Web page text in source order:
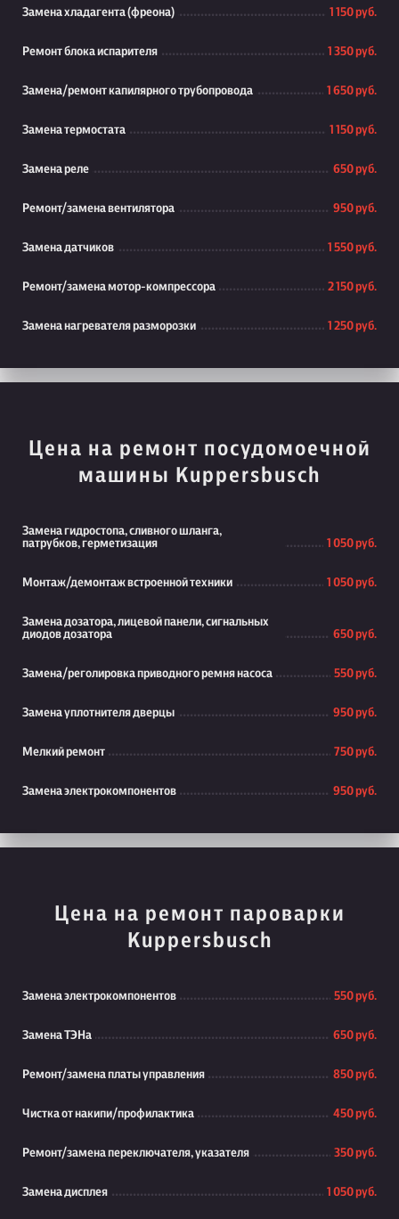
Замена хладагента (фреона) 1 150 руб.
Ремонт блока испарителя 1 350 руб.
Замена/ремонт капилярного трубопровода 1 650 руб.
Замена термостата 1 150 руб.
Замена реле 650 руб.
Ремонт/замена вентилятора 950 руб.
Замена датчиков 1 550 руб.
Ремонт/замена мотор-компрессора 2 150 руб.
Замена нагревателя разморозки 1 250 руб.
Цена на ремонт посудомоечной
машины Kuppersbusch
Замена гидростопа, сливного шланга,
патрубков, герметизация
1 050 руб.
Монтаж/демонтаж встроенной техники 1 050 руб.
Замена дозатора, лицевой панели, сигнальных
диодов дозатора
650 руб.
Замена/реголировка приводного ремня насоса 550 руб.
Замена уплотнителя дверцы 950 руб.
Мелкий ремонт 750 руб.
Замена электрокомпонентов 950 руб.
Цена на ремонт пароварки
Kuppersbusch
Замена электрокомпонентов 550 руб.
Замена ТЭНа 650 руб.
Ремонт/замена платы управления 850 руб.
Чистка от накипи/профилактика 450 руб.
Ремонт/замена переключателя, указателя 350 руб.
Замена дисплея 1 050 руб.